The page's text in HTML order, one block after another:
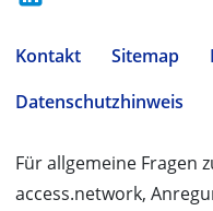
Kontakt Sitemap
Datenschutzhinweis
Für allgemeine Fragen
access.network,